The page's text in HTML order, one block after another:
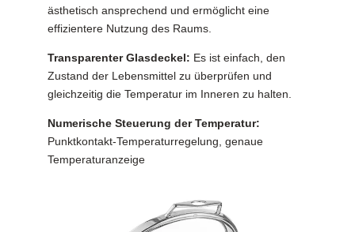
ästhetisch ansprechend und ermöglicht eine
effizientere Nutzung des Raums.
Transparenter Glasdeckel: Es ist einfach, den
Zustand der Lebensmittel zu überprüfen und
gleichzeitig die Temperatur im Inneren zu halten.
Numerische Steuerung der Temperatur:
Punktkontakt-Temperaturregelung, genaue
Temperaturanzeige